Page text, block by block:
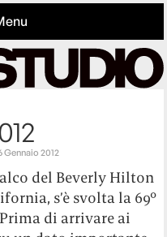
Gennaio 2012
del Beverly Hilton
s’è svolta la 69°
di arrivare ai